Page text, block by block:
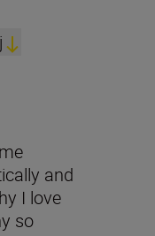
and
I love
so